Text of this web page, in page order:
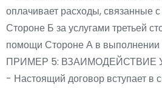
оплачивает расходы, связанные
Стороне Б за услугами третьей
помощи Стороне А в выполнении
ПРИМЕР 5: ВЗАИМОДЕЙСТВИЕ
- Настоящий договор вступает в